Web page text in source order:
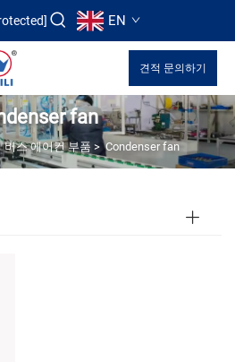
EN
견적 문의하기
fan
버스 에어컨 부품 >Condenser fan